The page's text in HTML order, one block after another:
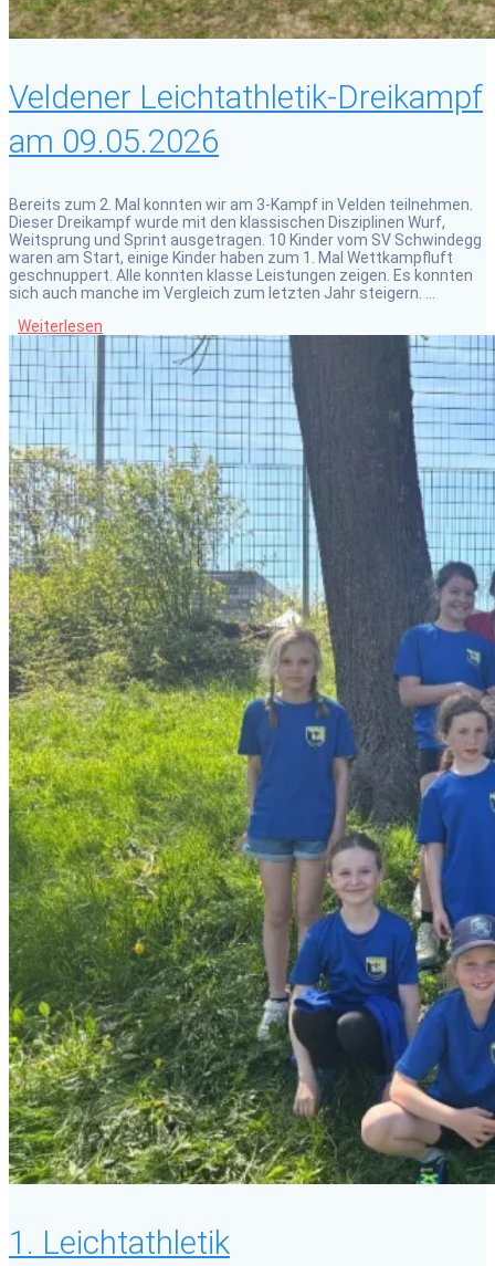
Veldener Leichtathletik-Dreikampf
am 09.05.2026
Bereits zum 2. Mal konnten wir am 3-Kampf in Velden teilnehmen.
Dieser Dreikampf wurde mit den klassischen Disziplinen Wurf,
Weitsprung und Sprint ausgetragen. 10 Kinder vom SV Schwindegg
waren am Start, einige Kinder haben zum 1. Mal Wettkampfluft
geschnuppert. Alle konnten klasse Leistungen zeigen. Es konnten
sich auch manche im Vergleich zum letzten Jahr steigern. …
Weiterlesen
1. Leichtathletik